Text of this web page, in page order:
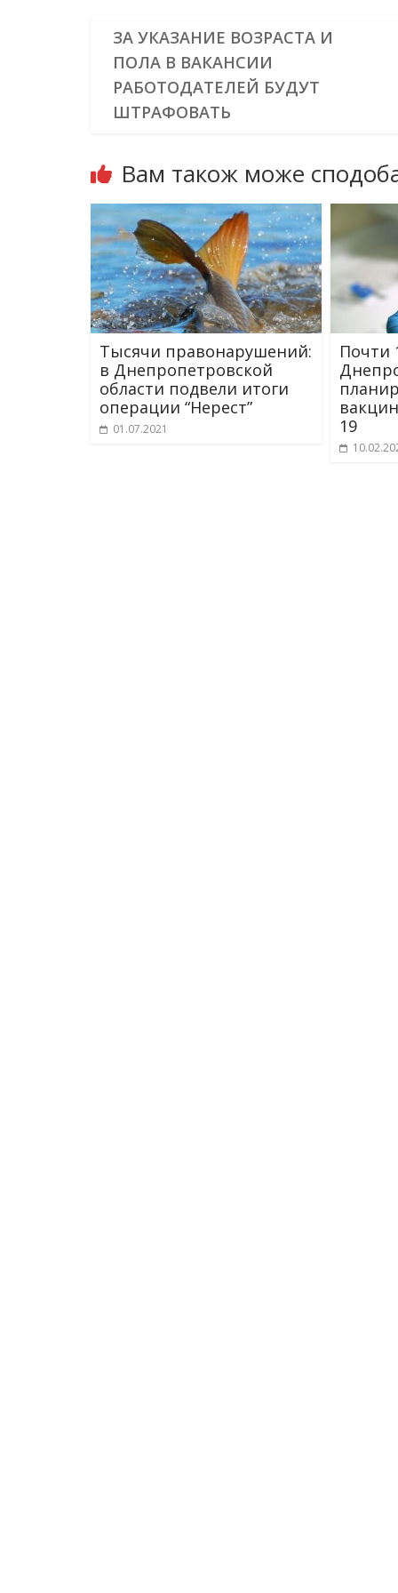
ЗА УКАЗАНИЕ ВОЗРАСТА И
ПОЛА В ВАКАНСИИ
РАБОТОДАТЕЛЕЙ БУДУТ
ШТРАФОВАТЬ
Вам також може
Тысячи правонарушений:
в Днепропетровской
области подвели итоги
операции “Нерест”
01.07.2021
Почти
19